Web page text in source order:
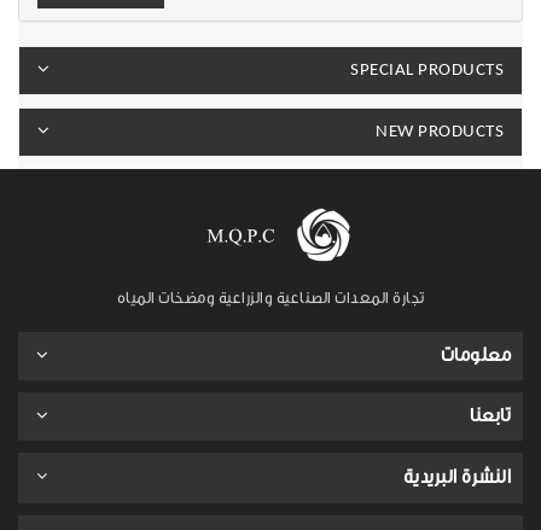
SPECIAL PRODUCTS
NEW PRODUCTS
تجارة المعدات الصناعية والزراعية ومضخات المياه
معلومات
تابعنا
النشرة البريدية